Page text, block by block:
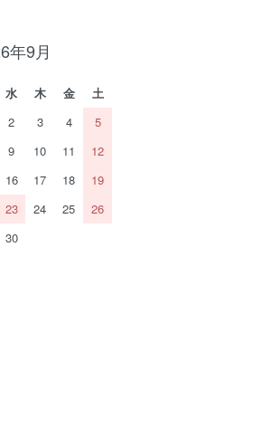
年9月
水 木 金
土
2 3 4
5
9 10 11
12
16 17 18
19
23 24 25
26
30